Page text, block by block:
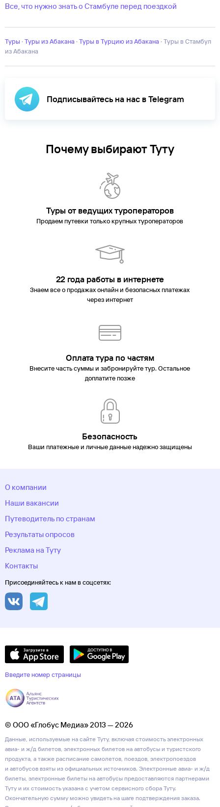
Все, что нужно знать о Стамбуле перед поездкой
Туры · Туры из Абакана · Туры в Турцию из Абакана · Туры в Стамбул
из Абакана
Подписывайтесь на нас в Telegram
Почему выбирают Туту
Туры от ведущих туроператоров
Продаем путевки только крупных туроператоров
22 года работы в интернете
Знаем все о продажах онлайн и безопасных платежах
через интернет
Оплата тура по частям
Внесите часть суммы и забронируйте тур. Остальное
доплатите позже
Безопасность
Ваши платежные и личные данные надежно защищены
О компании
Наши вакансии
Путеводитель по странам
Результаты опросов
Реклама на Туту
Контакты
Присоединяйтесь к нам в соцсетях:
Введите номер страницы
© ООО «Глобус Медиа» 2013 — 2026
Данные, используемые на сайте Туту, включая стоимость электронных
авиа- и ж/д билетов, электронных билетов на автобусы и туристского
продукта, а также расписание самолетов, поездов, электропоездов
и автобусов взяты из официальных источников. Электронные авиа- и ж/д
билеты, электронные билеты на автобусы предоставляются партнерами
Туту и их стоимость указана с учетом сервисного сбора Туту.
Окончательную сумму можно увидеть на шаге подтверждения заказа.